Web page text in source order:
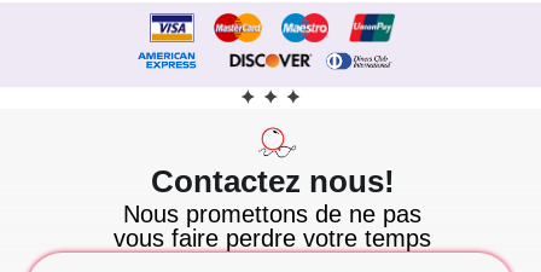
Contactez nous!
Nous promettons de ne pas
vous faire perdre votre temps